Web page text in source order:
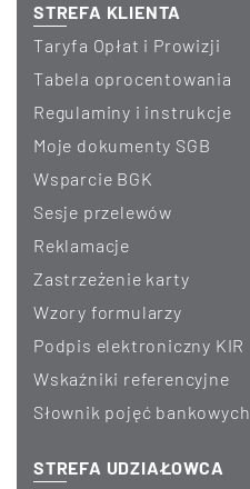
STREFA KLIENTA
Taryfa Opłat i Prowizji
Tabela oprocentowania
Regulaminy i instrukcje
Moje dokumenty SGB
Wsparcie BGK
Sesje przelewów
Reklamacje
Zastrzeżenie karty
Wzory formularzy
Podpis elektroniczny KIR
Wskaźniki referencyjne
Słownik pojęć bankowych
STREFA UDZIAŁOWCA